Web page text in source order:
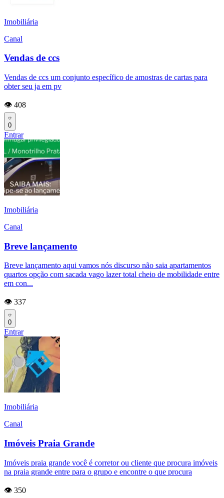
Imobiliária
Canal
Vendas de ccs
Vendas de ccs um conjunto específico de amostras de cartas para
obter seu ja em pv
👁️ 408
0
Entrar
Imobiliária
Canal
Breve lançamento
Breve lançamento aqui vamos nós discurso não saia apartamentos
quartos opção com sacada vago lazer total cheio de mobilidade entre
em con...
👁️ 337
0
Entrar
Imobiliária
Canal
Imóveis Praia Grande
Imóveis praia grande você é corretor ou cliente que procura imóveis
na praia grande entre para o grupo e encontre o que procura
👁️ 350